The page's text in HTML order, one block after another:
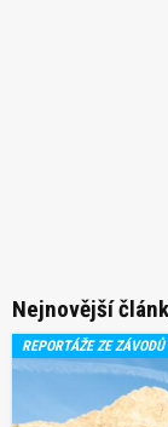
Nejnovější
REPORTÁŽE ZE ZÁVODŮ